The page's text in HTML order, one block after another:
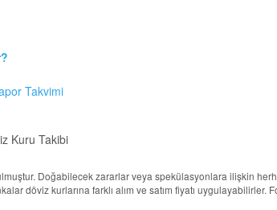
Takvimi
Kuru Takibi
Doğabilecek zararlar veya spekülasyonlara ilişkin
döviz kurlarına farklı alım ve satım fiyatı